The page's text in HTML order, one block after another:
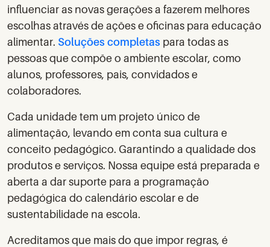
influenciar as novas gerações a fazerem melhores
escolhas através de ações e oficinas para educação
alimentar. Soluções completas para todas as
pessoas que compõe o ambiente escolar, como
alunos, professores, pais, convidados e
colaboradores.
Cada unidade tem um projeto único de
alimentação, levando em conta sua cultura e
conceito pedagógico. Garantindo a qualidade dos
produtos e serviços. Nossa equipe está preparada e
aberta a dar suporte para a programação​
pedagógica do calendário escolar e de
sustentabilidade na escola.
Acreditamos que mais do que impor regras, é